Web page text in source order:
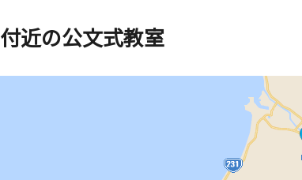
付近の公文式教室